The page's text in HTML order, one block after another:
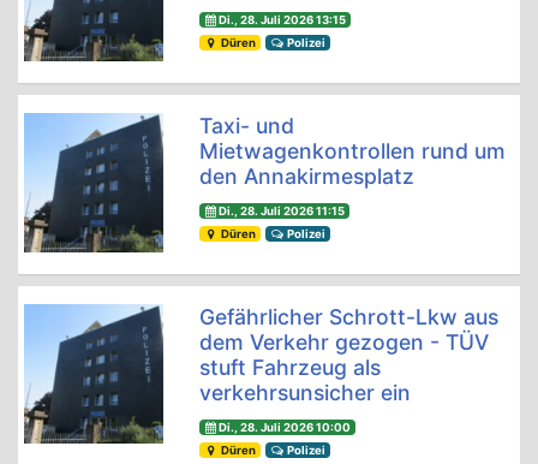
Di., 28. Juli 2026 13:15
Düren
Polizei
Taxi- und
Mietwagenkontrollen rund um
den Annakirmesplatz
Di., 28. Juli 2026 11:15
Düren
Polizei
Gefährlicher Schrott-Lkw aus
dem Verkehr gezogen - TÜV
stuft Fahrzeug als
verkehrsunsicher ein
Di., 28. Juli 2026 10:00
Düren
Polizei